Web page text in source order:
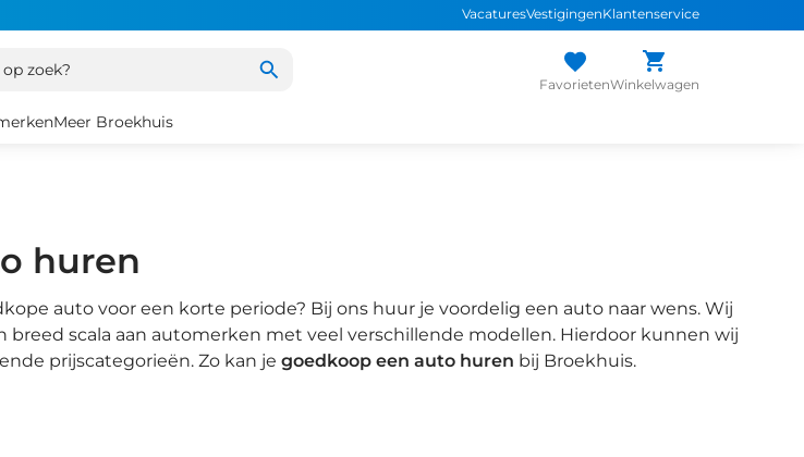
VacaturesVestigingenKlantenservice
zoek?
FavorietenWinkelwagen
Meer Broekhuis
huren
auto voor een korte periode? Bij ons huur je voordelig een auto naar wens. Wij
breed scala aan automerken met veel verschillende modellen. Hierdoor kunnen wij
prijscategorieën. Zo kan je goedkoop een auto huren bij Broekhuis.